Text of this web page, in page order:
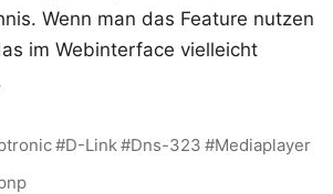
Wenn man das Feature nutzen
im Webinterface vielleicht
D-Link Dns-323
Mediaplayer